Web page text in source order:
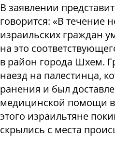
В заявлении
говорится: «В течение
израильских граждан
на это
в район города Шхем.
наезд на палестинца,
ранения и был
медицинской помощи
этого израильтяне
скрылись с места